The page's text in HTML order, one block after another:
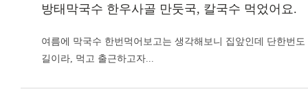
방태막국수 한우사골 만둣국, 칼국수 먹었어요.
여름에 막국수 한번먹어보고는 생각해보니 집앞인데 단한번
길이라, 먹고 출근하고자...